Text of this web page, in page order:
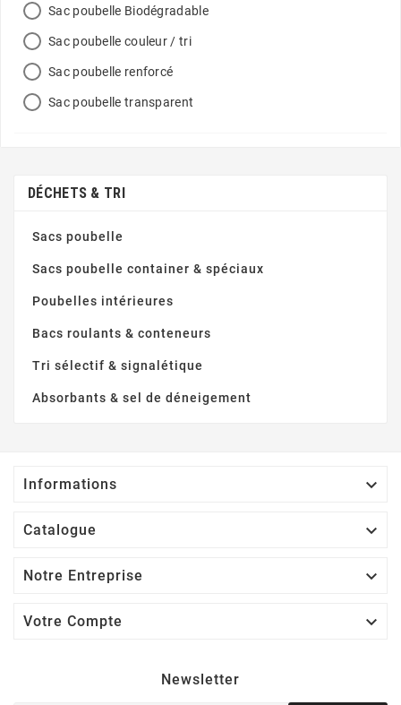
Sac poubelle Biodégradable
Sac poubelle couleur / tri
Sac poubelle renforcé
Sac poubelle transparent
DÉCHETS & TRI
Sacs poubelle
Sacs poubelle container & spéciaux
Poubelles intérieures
Bacs roulants & conteneurs
Tri sélectif & signalétique
Absorbants & sel de déneigement
Informations 
Catalogue 
Notre Entreprise 
Votre Compte 
Newsletter